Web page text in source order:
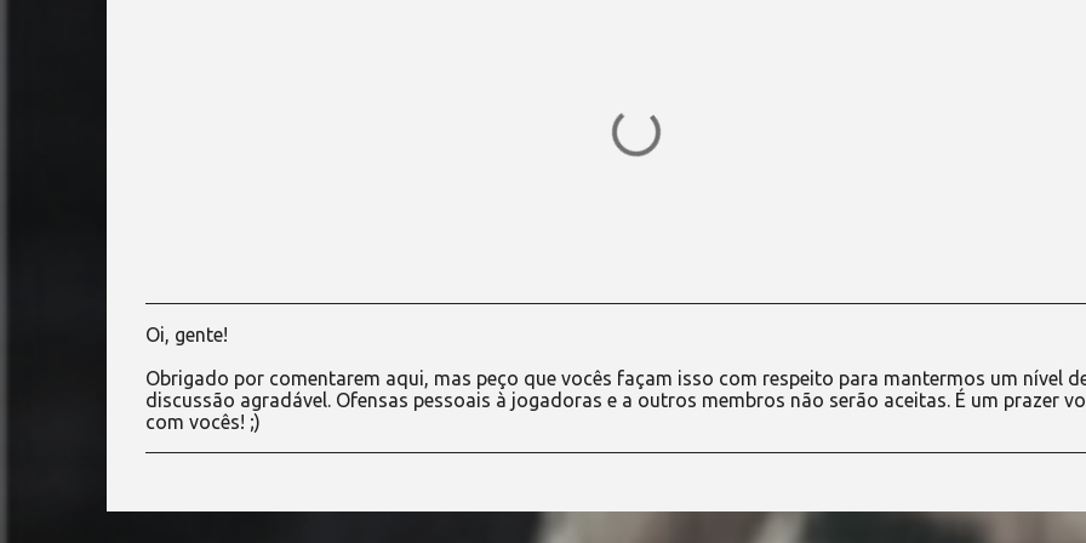
P
s
t
a
r
c
Oi, gente!
Obrigado por comentarem aqui, mas peço que vocês façam isso com respeito para mantermos um nível
discussão agradável. Ofensas pessoais à jogadoras e a outros membros não serão aceitas. É um prazer
com vocês! ;)